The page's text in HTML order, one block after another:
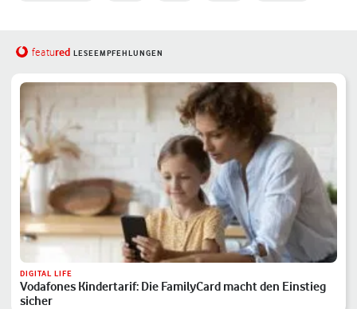
featured LESEEMPFEHLUNGEN
DIGITAL LIFE
Vodafones Kindertarif: Die FamilyCard macht den Einstieg
sicher